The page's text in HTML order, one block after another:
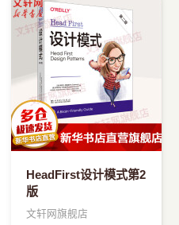
HeadFirst设计模式第2
版
文轩网旗舰店